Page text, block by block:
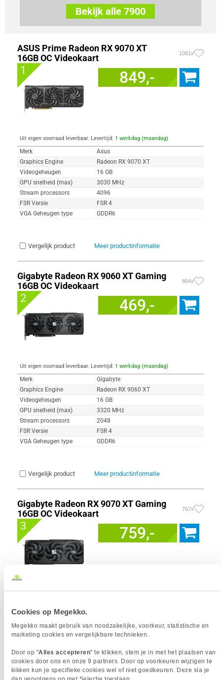
Cookies op Megekko.
Megekko maakt gebruik van noodzakelijke, voorkeur, statistische en
marketing cookies en vergelijkbare technieken.
Door op "Alles accepteren" te klikken, stem je in met het plaatsen van
cookies door ons en onze 9 partners. Door op voorkeuren wijzigen te
kikken kun je specifieke cookies wel of niet goedkeuren. Deze sla je
Bekijk alle 7900
ASUS Prime Radeon RX 9070 XT
16GB OC Videokaart
1081x
1 849,-
Uit eigen voorraad leverbaar. Levertijd: 1 werkdag (maandag)
Merk
Asus
Graphics Engine
Radeon RX 9070 XT
Videogeheugen
16 GB
GPU snelheid (max)
3030 MHz
Stream processors
4096
FSR Versie
FSR 4
VGA Geheugen type
GDDR6
Vergelijk product Meer productinformatie
Gigabyte Radeon RX 9060 XT Gaming
16GB OC Videokaart
864x
2 469,-
Uit eigen voorraad leverbaar. Levertijd: 1 werkdag (maandag)
Merk
Gigabyte
Graphics Engine
Radeon RX 9060 XT
Videogeheugen
16 GB
GPU snelheid (max)
3320 MHz
Stream processors
2048
FSR Versie
FSR 4
VGA Geheugen type
GDDR6
Vergelijk product Meer productinformatie
Gigabyte Radeon RX 9070 XT Gaming
16GB OC Videokaart
767x
3 759,-
Graphics Engine
Videogeheugen
16 GB
GPU snelheid (max)
3060 MHz
FSR Versie
FSR 4
VGA Geheugen type
GDDR6